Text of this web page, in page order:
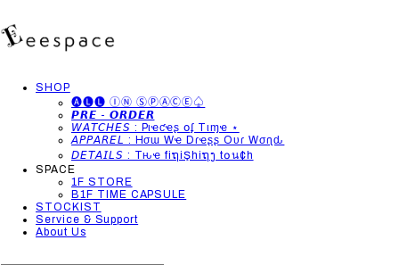
SHOP
🅐🅛🅛 ⒾⓃ ⓈⓅⒶⒸⒺ♤
𝙋𝙍𝙀 - 𝙊𝙍𝘿𝙀𝙍
𝘞𝘈𝘛𝘊𝘏𝘌𝘚 : Pιҽƈҽʂ օʄ Tιɱҽ ⋆
𝘈𝘗𝘗𝘈𝘙𝘌𝘓 : Hσɯ Wҽ Dɾҽʂʂ Oυɾ Wσɾʅԃ
𝘋𝘌𝘛𝘈𝘐𝘓𝘚 : Tԋҽ fiຖiŞhiຖງ t໐น¢h
SPACE
1F STORE
B1F TIME CAPSULE
STOCKIST
Service & Support
About Us